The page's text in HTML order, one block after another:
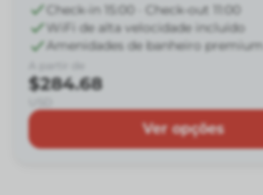
Check-in 15:00 · Check-out 11:00
WiFi de alta velocidade incluído
Amenidades de banheiro premium
$284.68
Ver opções